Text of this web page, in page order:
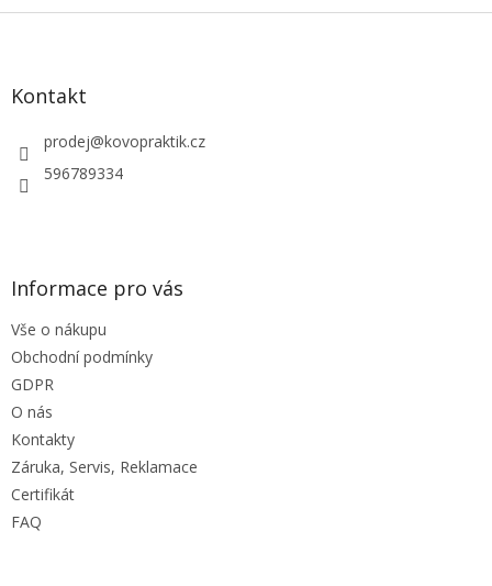
v
Z
Kontakt
prodej@kovopraktik.cz
596789334
Informace pro vás
Vše o nákupu
Obchodní podmínky
GDPR
O nás
Kontakty
Záruka, Servis, Reklamace
Certifikát
FAQ